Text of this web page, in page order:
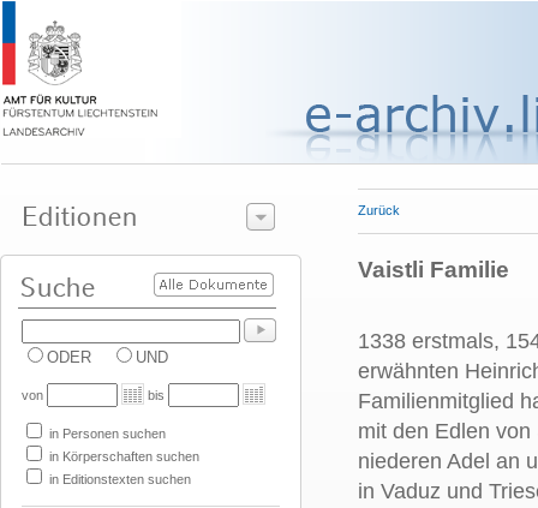
ODER UND
von bis
in Personen suchen
in Körperschaften suchen
in Editionstexten suchen
Zurück
Vaistli Familie
1338 erstmals,
erwähnten
Familienmitglied
mit den Edlen
niederen Adel an
in Vaduz und